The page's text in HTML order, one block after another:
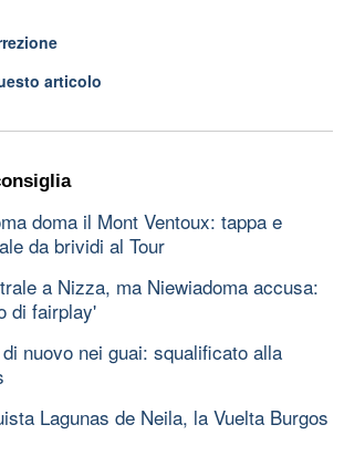
articolo
doma il Mont Ventoux: tappa e
da brividi al Tour
a Nizza, ma Niewiadoma accusa:
di fairplay'
nuovo nei guai: squalificato alla
Lagunas de Neila, la Vuelta Burgos